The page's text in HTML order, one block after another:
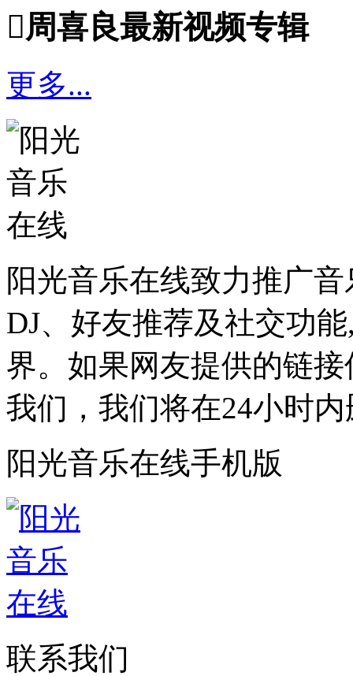
周喜良最新视频专辑
更多...
阳光音乐在线致力推广
DJ、好友推荐及社交功
界。如果网友提供的链
我们，我们将在24小时
阳光音乐在线手机版
联系我们